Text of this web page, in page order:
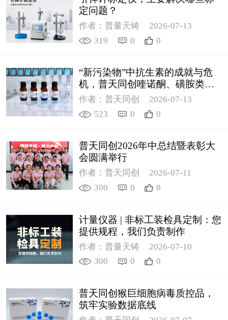
定问题？
作者：普量天铸
2026-07-13
319
0 0
“新污染物”中抗生素的成就与危
机，普天同创喹诺酮、磺胺类质
控新品筑牢环境安全防线
作者：普天同创
2026-07-13
523
0 0
普天同创2026年中总结暨表彰大
会圆满举行
作者：普天同创
2026-07-11
300
0 0
计量仪器 | 非标工装检具定制：您
提供规程，我们负责制作
作者：普量天铸
2026-07-10
300
0 0
普天同创猴巨细胞病毒质控品，
筑牢实验数据底线